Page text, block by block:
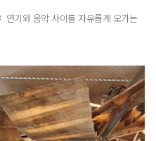
기와 음악 사이를 자유롭게 오가는